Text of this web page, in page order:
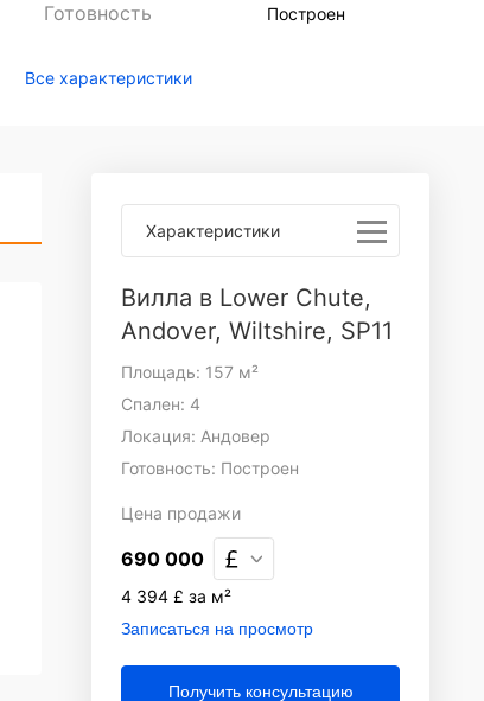
Готовность Построен
Все характеристики
Характеристики
Вилла в Lower Chute,
Andover, Wiltshire, SP11
Площадь: 157 м²
Спален: 4
Локация: Андовер
Готовность: Построен
Цена продажи
690 000
4 394 £ за м²
Записаться на просмотр
Получить консультацию